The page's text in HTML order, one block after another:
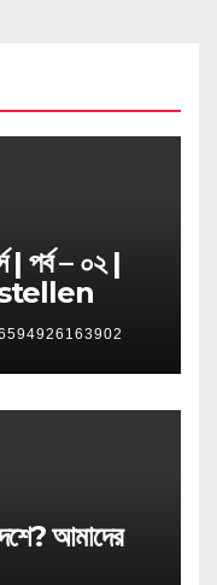
| পর্ব – ০২ |
আমাদের